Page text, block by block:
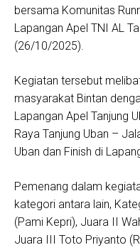
bersama Komunitas
Lapangan Apel TNI AL
(26/10/2025).
Kegiatan tersebut
masyarakat Bintan
Lapangan Apel Tanjung
Raya Tanjung Uban –
Uban dan Finish di
Pemenang dalam
kategori antara lain,
(Pami Kepri), Juara II
Juara III Toto Priyanto